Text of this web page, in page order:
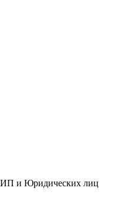
ИП и Юридических лиц